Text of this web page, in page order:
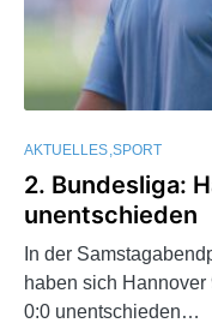
AKTUELLES SPORT
2. Bundesliga:
unentschieden
In der
haben sich
0:0 unentschieden…